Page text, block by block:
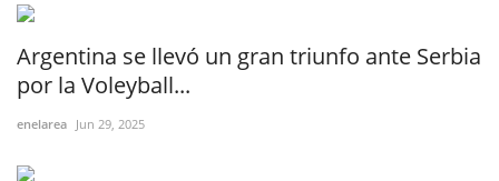
Argentina se llevó un gran triunfo ante Serbia
por la Voleyball...
enelarea Jun 29, 2025